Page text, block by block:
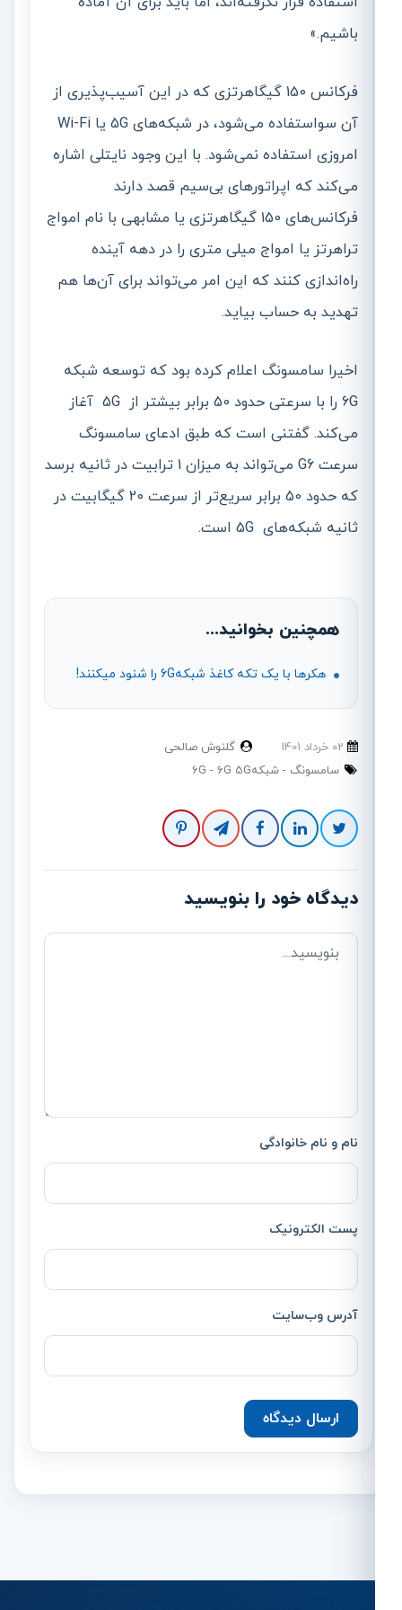
باشیم.»
فرکانس 150 گیگاهرتزی که در این آسیب‌پذیری از
آن سواستفاده می‌شود، در شبکه‌های 5G یا Wi-Fi
امروزی استفاده نمی‌شود. با این وجود نایتلی اشاره
می‌کند که اپراتورهای بی‌سیم قصد دارند
فرکانس‌های 150 گیگاهرتزی یا مشابهی با نام امواج
تراهرتز یا امواج میلی متری را در دهه آینده
راه‌اندازی کنند که این امر می‌تواند برای آن‌ها هم
تهدید به حساب بیاید.
اخیرا سامسونگ اعلام کرده بود که توسعه شبکه
6G را با سرعتی حدود 50 برابر بیشتر از 5G آغاز
می‌کند. گفتنی است که طبق ادعای سامسونگ
سرعت G6 می‌تواند به میزان 1 ترابیت در ثانیه برسد
که حدود 50 برابر سریع‌تر از سرعت 20 گیگابیت در
ثانیه شبکه‌های 5G است.
همچنین بخوانید...
هکرها با یک تکه کاغذ شبکه6G را شنود میکنند!
گلنوش صالحی
سامسونگ
شبکه6G6G 5G
دیدگاه خود را بنویسید
نام و نام خانوادگی
پست الکترونیک
آدرس وب‌سایت
ارسال دیدگاه